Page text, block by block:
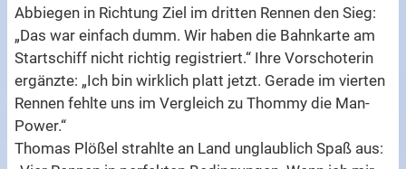
Abbiegen in Richtung Ziel im dritten Rennen den Sieg:
„Das war einfach dumm. Wir haben die Bahnkarte am
Startschiff nicht richtig registriert.“ Ihre Vorschoterin
ergänzte: „Ich bin wirklich platt jetzt. Gerade im vierten
Rennen fehlte uns im Vergleich zu Thommy die Man-
Power.“
Thomas Plößel strahlte an Land unglaublich Spaß aus: